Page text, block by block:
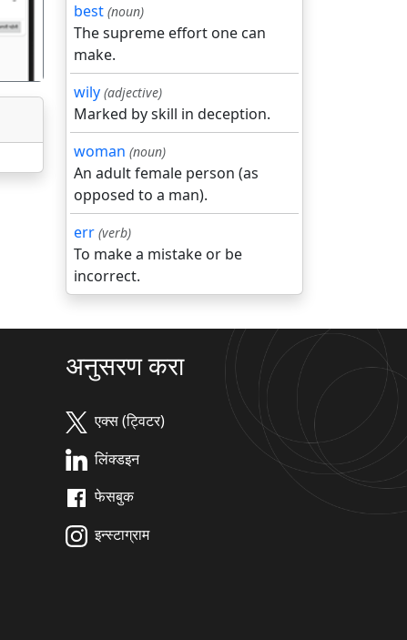
best (noun)
The supreme effort one can
make.
wily (adjective)
Marked by skill in deception.
woman (noun)
An adult female person (as
opposed to a man).
err (verb)
To make a mistake or be
incorrect.
अनुसरण करा
एक्स (ट्विटर)
लिंक्डइन
फेसबुक
इन्स्टाग्राम